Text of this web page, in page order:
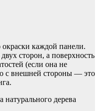
каждой панели.
сторон, а поверхность
(если она не
с внешней стороны — это